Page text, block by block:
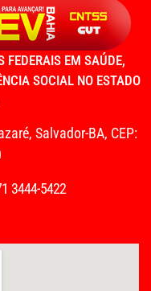
FEDERAIS EM SAÚDE,
SOCIAL NO ESTADO
Salvador-BA, CEP:
3444-5422